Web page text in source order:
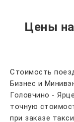
Цены
Стоимость
Бизнес и
Головчино -
точную
при заказе